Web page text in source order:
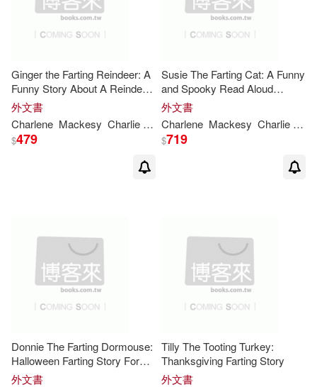
Ginger the Farting Reindeer: A
Funny Story About A Reindeer
Who Farts and Toots Read
Aloud Picture Book For Kids
And Adults
外文書
Charlene Mackesy Charlie Whitford
$479
Susie The Farting Cat: A Funny
and Spooky Read Aloud
Picture Book For Kids And
Adults About a Cat
Spooktacular Farts and Toots
外文書
Charlene Mackesy Charlie
$719
Donnie The Farting Dormouse:
Halloween Farting Story For
Kids
外文書
Tilly The Tooting Turkey:
Thanksgiving Farting Story
外文書